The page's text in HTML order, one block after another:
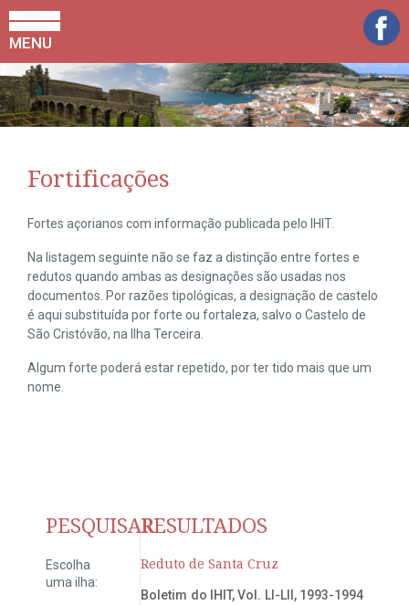
MENU
Fortificações
Fortes açorianos com informação publicada pelo IHIT.
Na listagem seguinte não se faz a distinção entre fortes e
redutos quando ambas as designações são usadas nos
documentos. Por razões tipológicas, a designação de castelo
é aqui substituída por forte ou fortaleza, salvo o Castelo de
São Cristóvão, na Ilha Terceira.
Algum forte poderá estar repetido, por ter tido mais que um
nome.
PESQUISAR
Escolha
uma ilha:
RESULTADOS
Reduto de Santa Cruz
Boletim do IHIT, Vol. LI-LII, 1993-1994